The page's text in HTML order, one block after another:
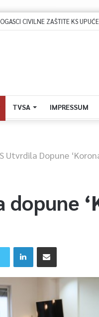
CIVILNE ZAŠTITE KS
TVSA IMPRESSUM
Utvrdila Dopune